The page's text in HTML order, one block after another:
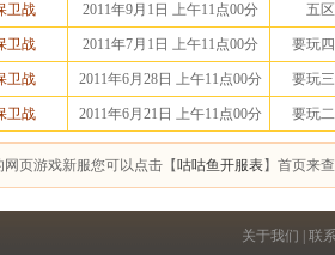
卫战 2011年9月1日 上午11点00分 五区
卫战 2011年7月1日 上午11点00分 要玩
卫战 2011年6月28日 上午11点00分 要玩
卫战 2011年6月21日 上午11点00分 要玩
页游戏新服您可以点击【咕咕鱼开服表】首页来
关于我们
联